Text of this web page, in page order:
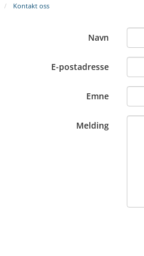
Kontakt oss
Navn
E-postadresse
Emne
Melding